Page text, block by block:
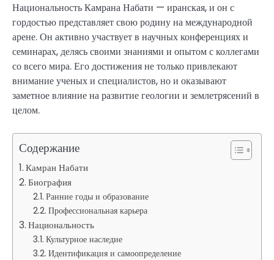
Национальность Камрана Набати — иранская, и он с
гордостью представляет свою родину на международной
арене. Он активно участвует в научных конференциях и
семинарах, делясь своими знаниями и опытом с коллегами
со всего мира. Его достижения не только привлекают
внимание ученых и специалистов, но и оказывают
заметное влияние на развитие геологии и землетрясений в
целом.
Содержание
Камран Набати
Биография
Ранние годы и образование
Профессиональная карьера
Национальность
Культурное наследие
Идентификация и самоопределение